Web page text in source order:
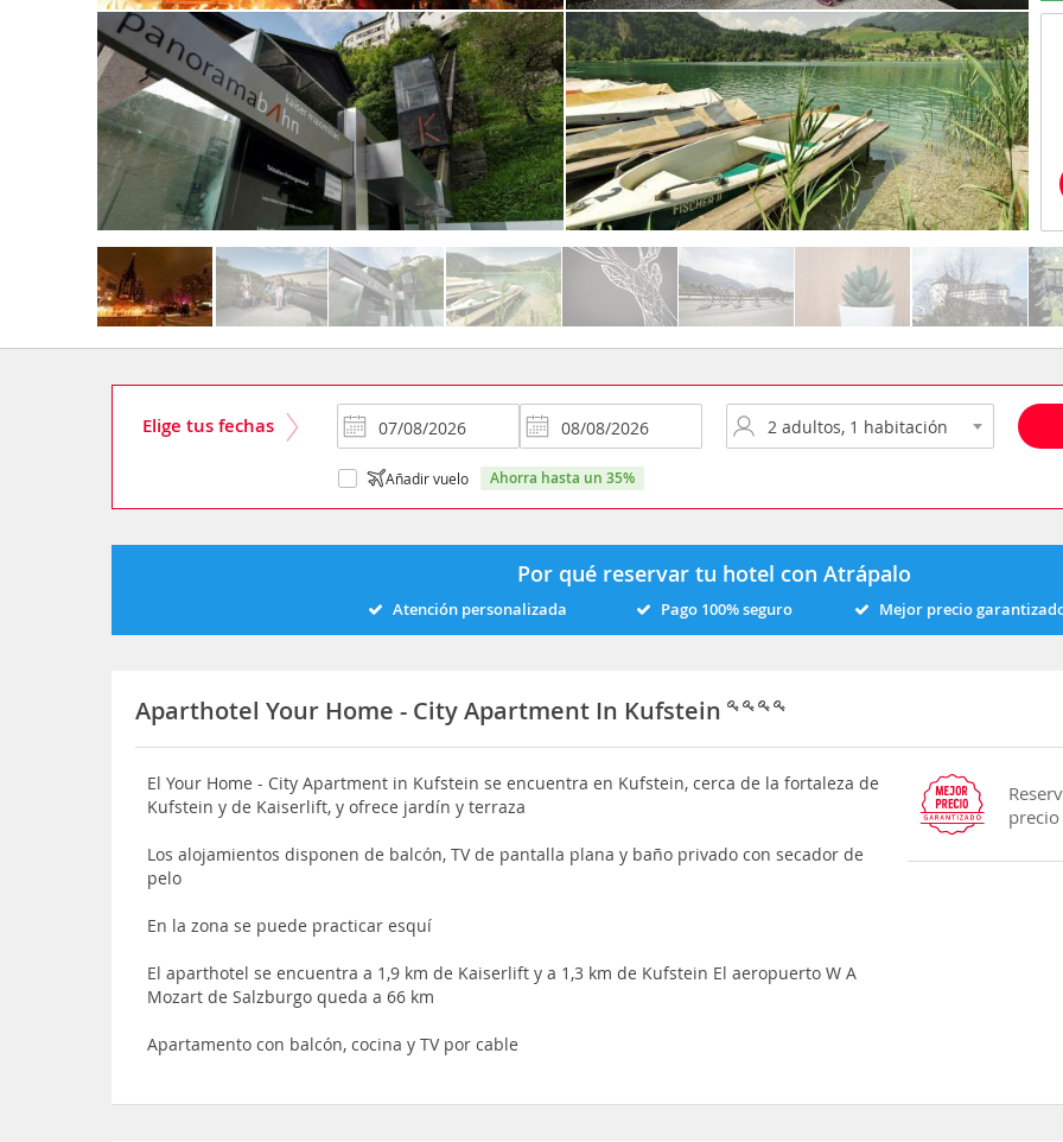
Elige tus fechas
Añadir vuelo ahorra hasta un 35%
Por qué reservar tu hotel con Atrápalo
Atención personalizada Pago 100% seguro Mejor precio
Aparthotel Your Home - City Apartment In Kufstein
El Your Home - City Apartment in Kufstein se encuentra en Kufstein, cerca de la fortaleza de
Kufstein y de Kaiserlift, y ofrece jardín y terraza
Los alojamientos disponen de balcón, TV de pantalla plana y baño privado con secador de
pelo
En la zona se puede practicar esquí
El aparthotel se encuentra a 1,9 km de Kaiserlift y a 1,3 km de Kufstein El aeropuerto W A
Mozart de Salzburgo queda a 66 km
Apartamento con balcón, cocina y TV por cable